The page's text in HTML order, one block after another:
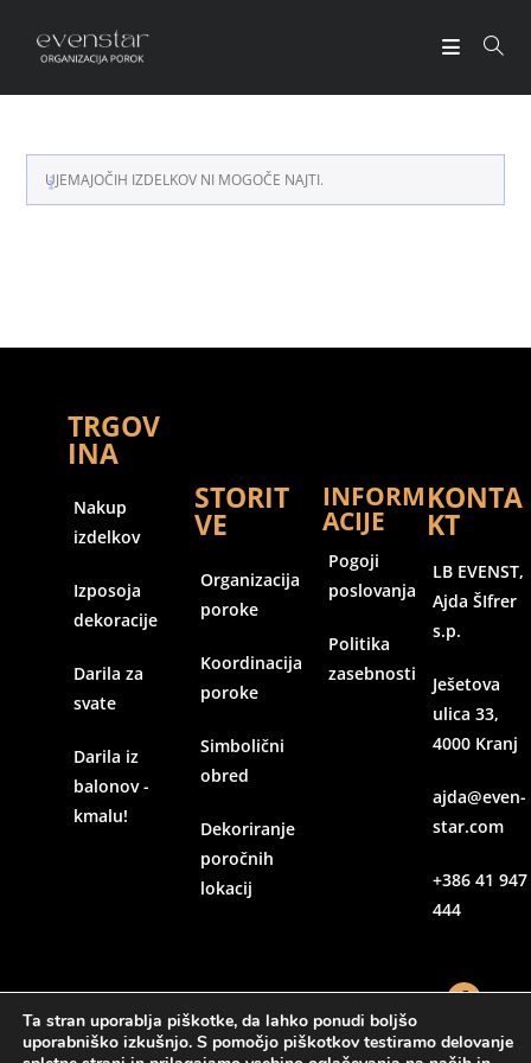
UJEMAJOČIH IZDELKOV NI MOGOČE NAJTI.
TRGOV
INA
Nakup
izdelkov
Izposoja
dekoracije
Darila za
svate
Darila iz
balonov -
kmalu!
STORIT
VE
Organizacija
poroke
Koordinacija
poroke
Simbolični
obred
Dekoriranje
poročnih
lokacij
INFORM
ACIJE
Pogoji
poslovanja
Politika
zasebnosti
KONTA
KT
LB EVENST,
Ajda ŠIfrer
s.p.
Ješetova
ulica 33,
4000 Kranj
ajda@even-
star.com
+386 41 947
444
Ta stran uporablja piškotke, da lahko ponudi boljšo
uporabniško izkušnjo. S pomočjo piškotkov testiramo delovanje